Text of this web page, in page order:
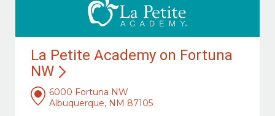
La Petite Academy on Fortuna
NW
6000 Fortuna NW
Albuquerque, NM 87105